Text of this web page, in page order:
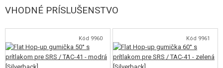
VHODNÉ PRÍSLUŠENSTVO
Kód 9960 Kód 9961